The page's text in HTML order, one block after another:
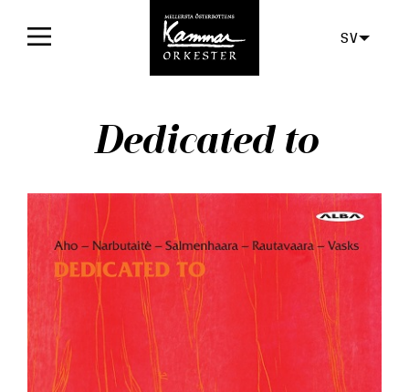
Konserter
Biljetter
För publiken
Orkestern
Skivor
Aktuellt
SV
Dedicated to